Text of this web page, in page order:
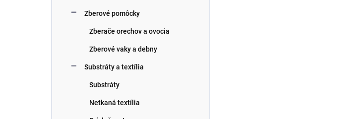
Zberové pomôcky
Zberače orechov a ovocia
Zberové vaky a debny
Substráty a textília
Substráty
Netkaná textília